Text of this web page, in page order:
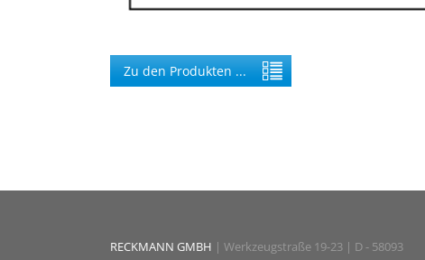
Zu den Produkten ...
RECKMANN GMBH | Werkzeugstraße 19-23 | D - 58093